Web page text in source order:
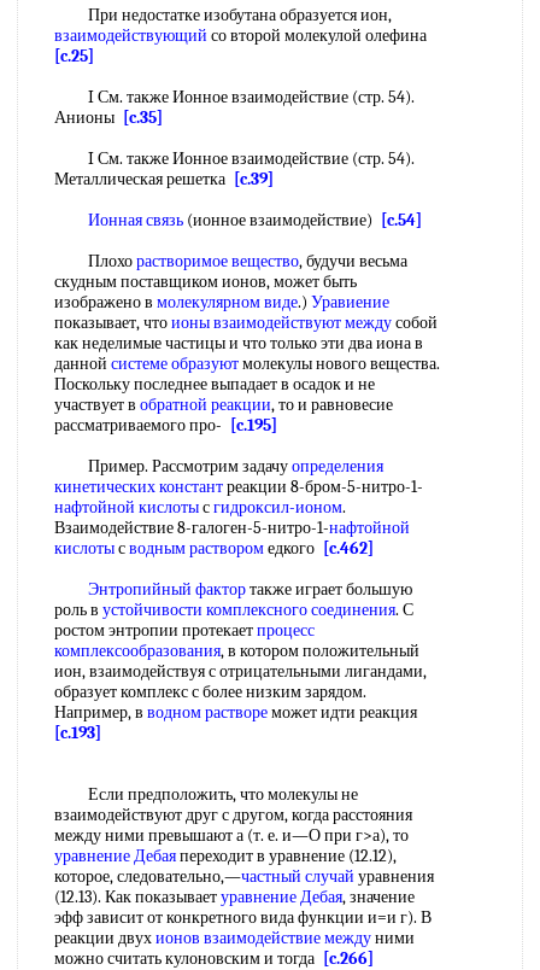
При недостатке изобутана образуется ион,
взаимодействующий со второй молекулой олефина
[c.25]
I См. также Ионное взаимодействие (стр. 54).
Анионы [c.35]
I См. также Ионное взаимодействие (стр. 54).
Металлическая решетка [c.39]
Ионная связь (ионное взаимодействие)
[c.54]
Плохорастворимое вещество, будучи весьма
скудным поставщиком ионов, может быть
изображено в молекулярном виде.) Уравиение
показывает, чтоионы взаимодействуют междусобой
как неделимые частицы и что только эти два иона в
данной системе образуютмолекулы нового вещества.
Поскольку последнее выпадает в осадок и не
участвует в обратной реакции, то и равновесие
рассматриваемого про-
[c.195]
Пример. Рассмотрим задачуопределения
кинетических константреакции 8-бром-5-нитро-1-
нафтойной кислотысгидроксил-ионом.
Взаимодействие 8-галоген-5-нитро-1-нафтойной
кислотысводным растворомедкого [c.462]
Энтропийный фактортакже играет большую
роль в устойчивости комплексного соединения. С
ростом энтропии протекаетпроцесс
комплексообразования, в котором положительный
ион, взаимодействуя с отрицательными лигандами,
образует комплекс с более низким зарядом.
Например, в водном раствореможет идти реакция
[c.193]
Если предположить, что молекулы не
взаимодействуют друг с другом, когда расстояния
между ними превышают а (т. е. и—О при г>а), то
уравнение Дебаяпереходит в уравнение (12.12),
которое, следовательно,—частный случай уравнения
(12.13). Как показываетуравнение Дебая, значение
эфф зависит от конкретного вида функции и=и г). В
реакции двухионов взаимодействие междуними
можно считать кулоновским и тогда [c.266]